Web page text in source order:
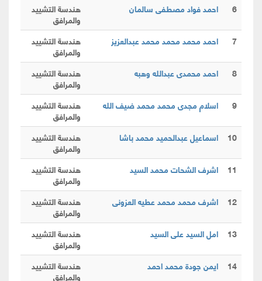
6
احمد فواد مصطفى سالمان هندسة التشييد
والمرافق
7
احمد محمد محمد محمد عبدالعزيز هندسة التشييد
والمرافق
8
احمد محمدى عبدالله وهبه هندسة التشييد
والمرافق
9
اسلام مجدى محمد محمد ضيف الله هندسة التشييد
والمرافق
10
اسماعيل عبدالحميد محمد باشا هندسة التشييد
والمرافق
11
اشرف الشحات محمد السيد هندسة التشييد
والمرافق
12
اشرف محمد محمد عطيه العزونى هندسة التشييد
والمرافق
13
امل السيد على السيد هندسة التشييد
والمرافق
14
ايمن جودة محمد احمد هندسة التشييد
والمرافق